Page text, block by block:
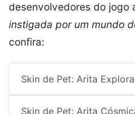
desenvolvedores do jogo
instigada por um mundo
confira:
Skin de Pet: Arita
Skin de Pet: Arita